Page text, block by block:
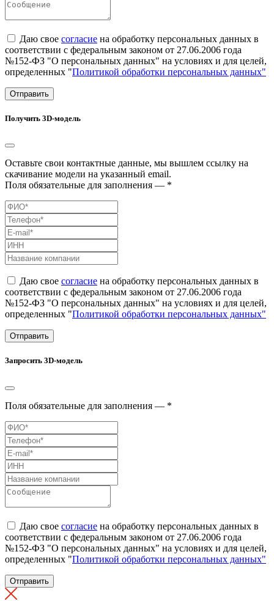
Даю свое согласие на обработку персональных данных в
соответствии с федеральным законом от 27.06.2006 года
№152-ФЗ "О персональных данных" на условиях и для целей,
определенных "Политикой обработки персональных данных"
Отправить
Получить 3D-модель
Оставьте свои контактные данные, мы вышлем ссылку на
скачивание модели на указанный email.
Поля обязательные для заполнения — *
Даю свое согласие на обработку персональных данных в
соответствии с федеральным законом от 27.06.2006 года
№152-ФЗ "О персональных данных" на условиях и для целей,
определенных "Политикой обработки персональных данных"
Отправить
Запросить 3D-модель
Поля обязательные для заполнения — *
Даю свое согласие на обработку персональных данных в
соответствии с федеральным законом от 27.06.2006 года
№152-ФЗ "О персональных данных" на условиях и для целей,
определенных "Политикой обработки персональных данных"
Отправить